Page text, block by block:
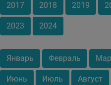
2017 2018 2019
2023 2024
Январь Февраль
Июнь Июль Август